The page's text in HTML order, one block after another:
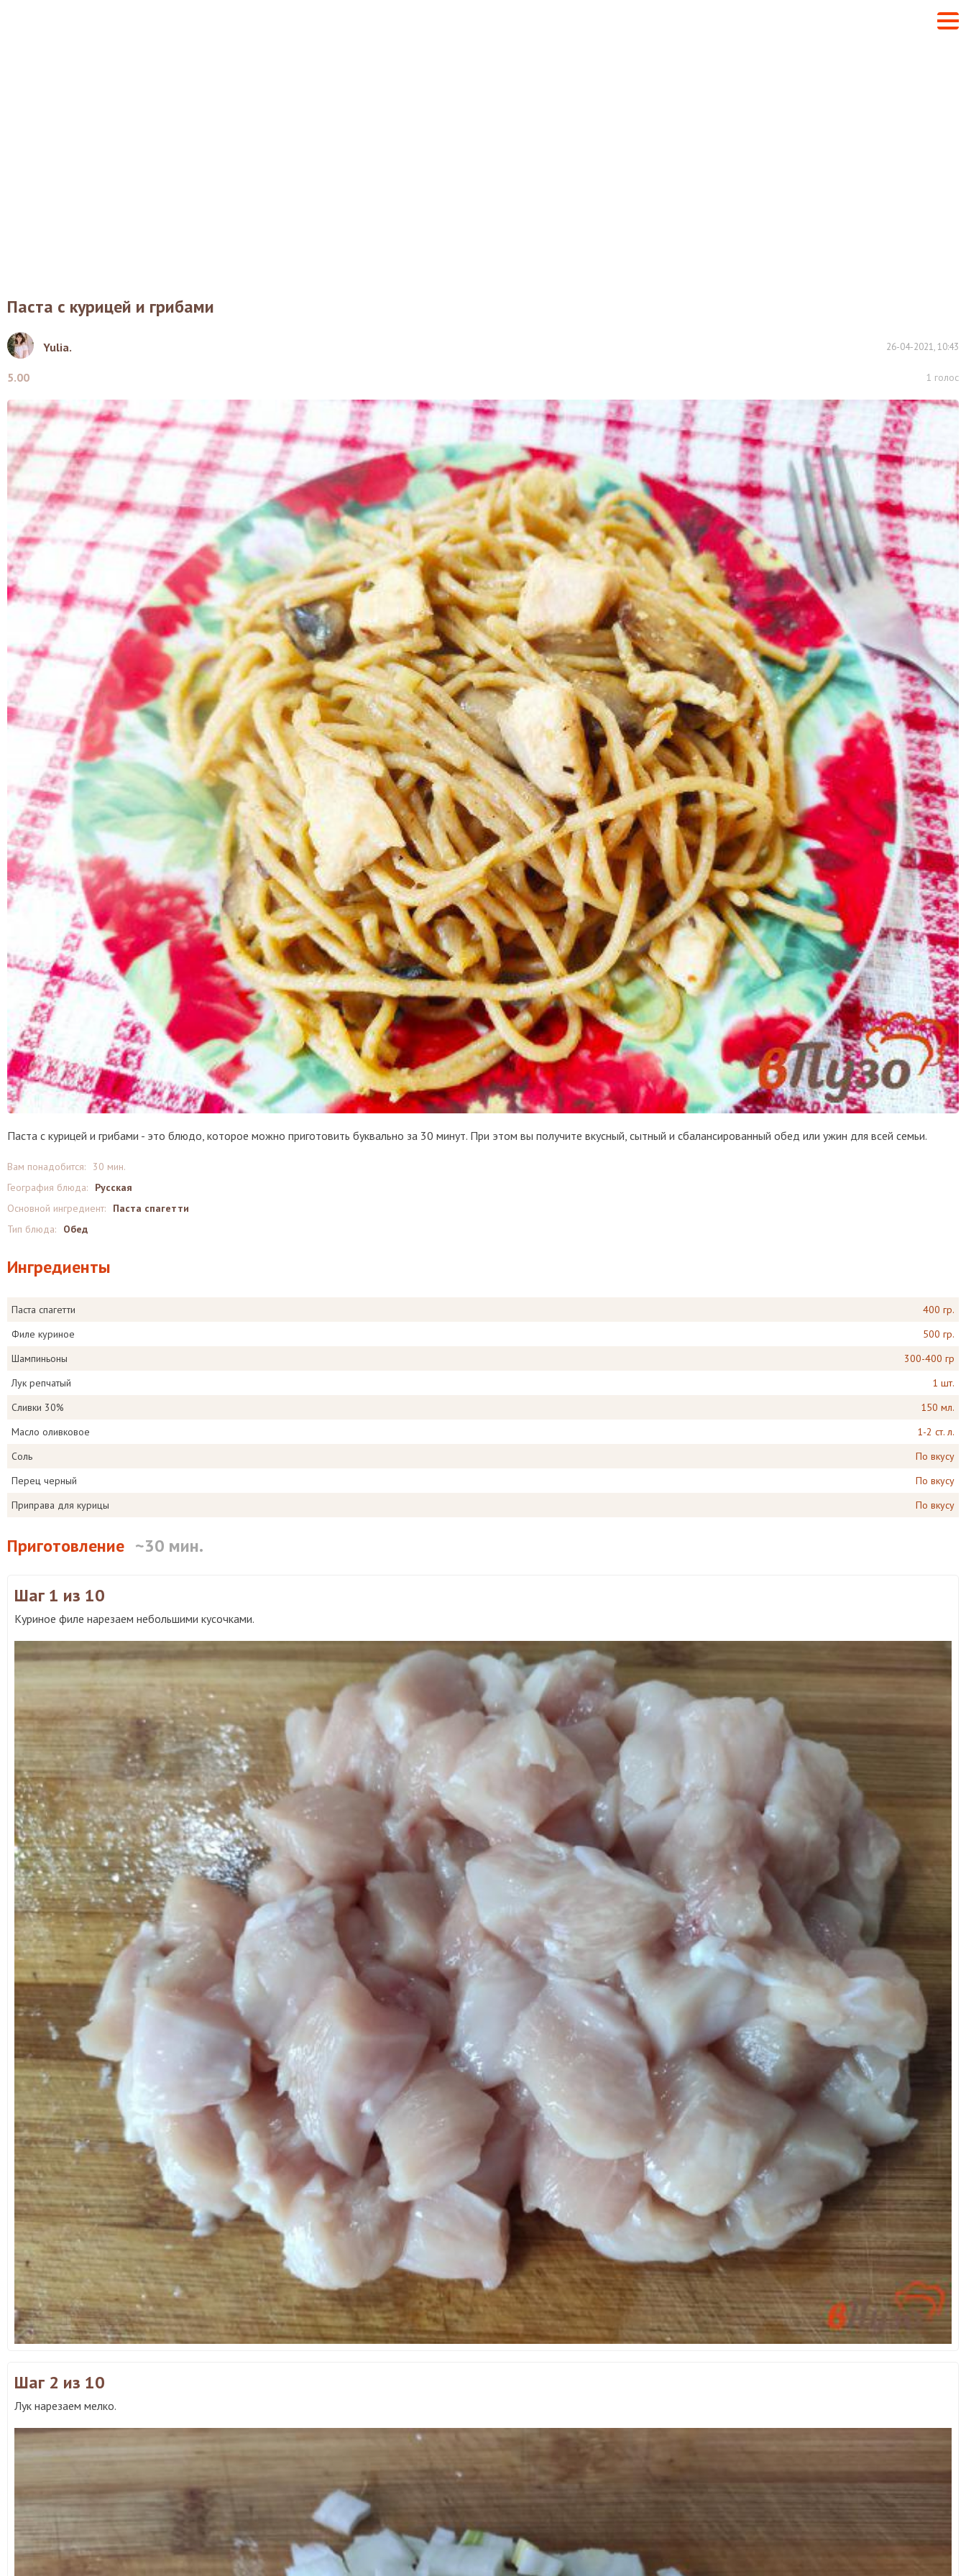
Паста с курицей и грибами
Yulia. 26-04-2021, 10:43
5.00 1 голос
Паста с курицей и грибами - это блюдо, которое можно приготовить буквально за 30 минут. При этом вы получите вкусный, сытный и сбалансированный обед или ужин для всей семьи.
Вам понадобится:
30 мин.
География блюда:
Русская
Основной ингредиент:
Паста спагетти
Тип блюда:
Обед
Ингредиенты
Паста спагетти
400 гр.
Филе куриное
500 гр.
Шампиньоны
300-400 гр
Лук репчатый
1 шт.
Сливки 30%
150 мл.
Масло оливковое
1-2 ст. л.
Соль
По вкусу
Перец черный
По вкусу
Приправа для курицы
По вкусу
Приготовление ~30 мин.
Шаг 1 из 10
Куриное филе нарезаем небольшими кусочками.
Шаг 2 из 10
Лук нарезаем мелко.